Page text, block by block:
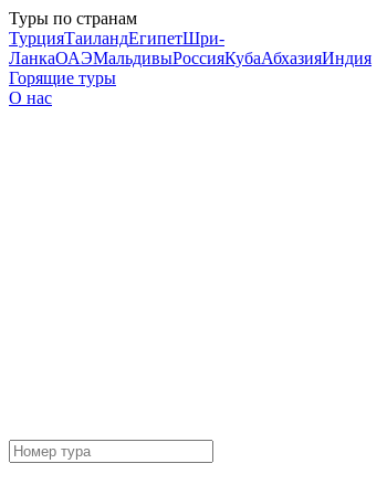
Туры по странам
ТурцияТаиландЕгипетШри-
ЛанкаОАЭМальдивыРоссияКубаАбхазияИндия
Горящие туры
О нас